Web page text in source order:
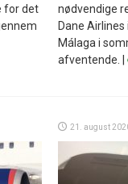
for det
nødvendige
Dane
Málaga i
afventende. |
21. august